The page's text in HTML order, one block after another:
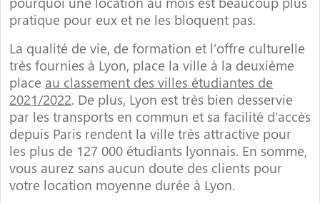
pratique pour eux et ne les bloquent pas.
La qualité de vie, de formation et l’offre culturelle
très fournies à Lyon, place la ville à la deuxième
place au classement des villes étudiantes de
2021/2022. De plus, Lyon est très bien desservie
par les transports en commun et sa facilité d’accès
depuis Paris rendent la ville très attractive pour
les plus de 127 000 étudiants lyonnais. En somme,
vous aurez sans aucun doute des clients pour
votre location moyenne durée à Lyon.